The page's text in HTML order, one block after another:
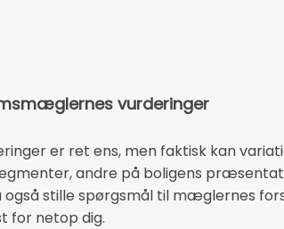
vurderinger
er ret ens, men faktisk kan
andre på boligens
også stille spørgsmål til mæglernes
for netop dig.